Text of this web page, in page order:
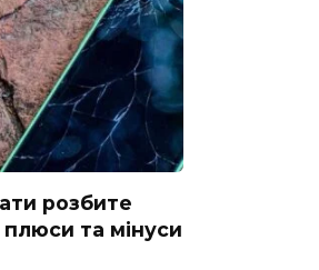
розбите
та мінуси